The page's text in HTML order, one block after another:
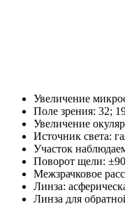
Увеличение
Поле зрения: 32;
Увеличение
Источник света:
Участок
Поворот щели:
Межзрачковое
Линза:
Линза для